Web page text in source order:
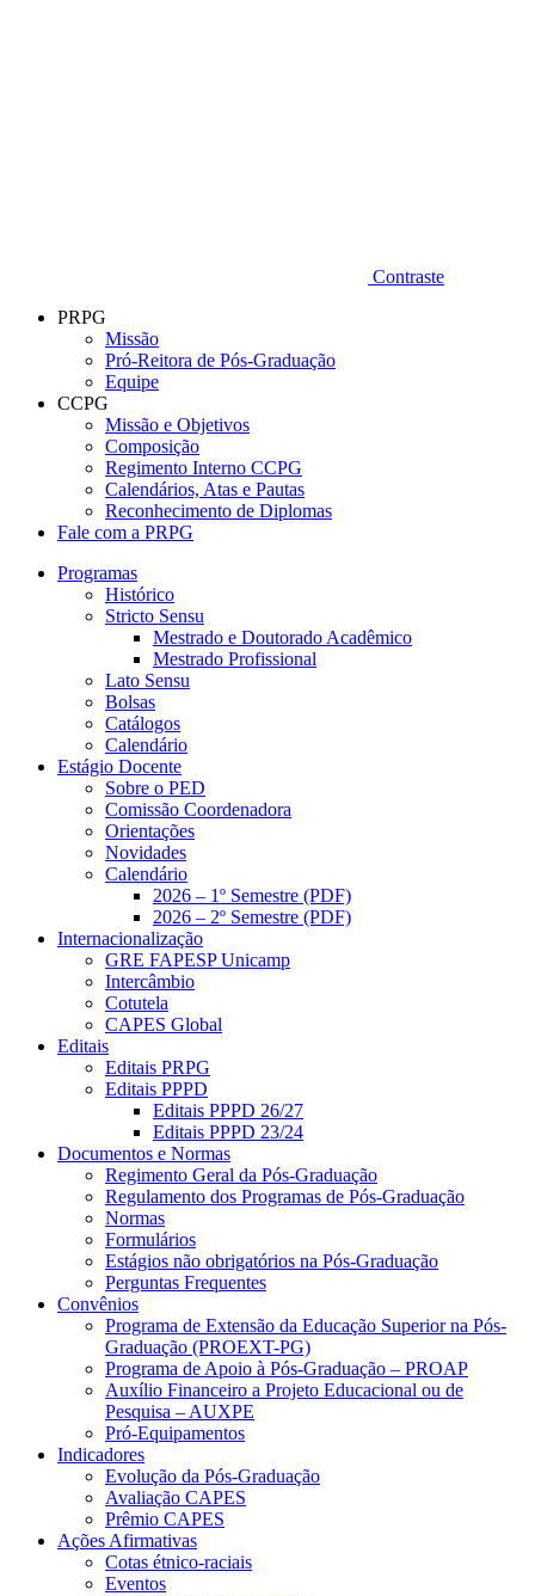
Contraste
PRPG
Missão
Pró-Reitora de Pós-Graduação
Equipe
CCPG
Missão e Objetivos
Composição
Regimento Interno CCPG
Calendários, Atas e Pautas
Reconhecimento de Diplomas
Fale com a PRPG
Programas
Histórico
Stricto Sensu
Mestrado e Doutorado Acadêmico
Mestrado Profissional
Lato Sensu
Bolsas
Catálogos
Calendário
Estágio Docente
Sobre o PED
Comissão Coordenadora
Orientações
Novidades
Calendário
2026 – 1º Semestre (PDF)
2026 – 2º Semestre (PDF)
Internacionalização
GRE FAPESP Unicamp
Intercâmbio
Cotutela
CAPES Global
Editais
Editais PRPG
Editais PPPD
Editais PPPD 26/27
Editais PPPD 23/24
Documentos e Normas
Regimento Geral da Pós-Graduação
Regulamento dos Programas de Pós-Graduação
Normas
Formulários
Estágios não obrigatórios na Pós-Graduação
Perguntas Frequentes
Convênios
Programa de Extensão da Educação Superior na Pós-
Graduação (PROEXT-PG)
Programa de Apoio à Pós-Graduação – PROAP
Auxílio Financeiro a Projeto Educacional ou de
Pesquisa – AUXPE
Pró-Equipamentos
Indicadores
Evolução da Pós-Graduação
Avaliação CAPES
Prêmio CAPES
Ações Afirmativas
Cotas étnico-raciais
Eventos